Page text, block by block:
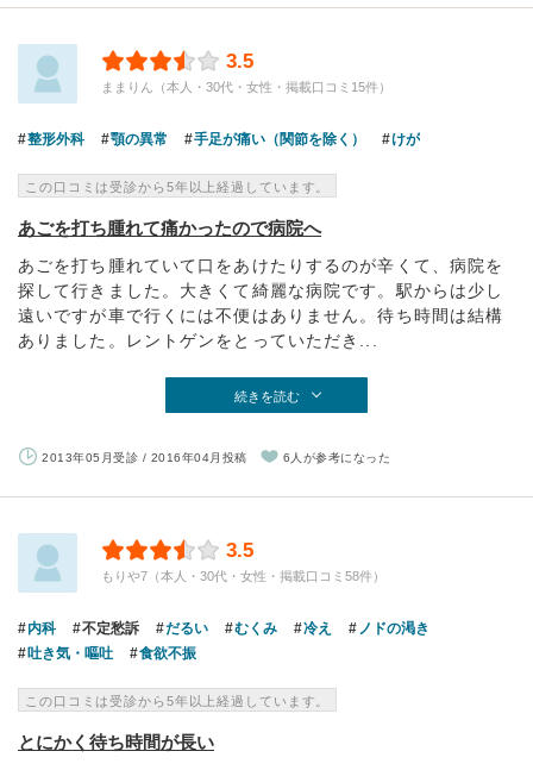
3.5
ままりん（本人・30代・女性・掲載口コミ15件）
整形外科 顎の異常 手足が痛い（関節を除く） けが
この口コミは受診から5年以上経過しています。
あごを打ち腫れて痛かったので病院へ
あごを打ち腫れていて口をあけたりするのが辛くて、病院を
探して行きました。大きくて綺麗な病院です。駅からは少し
遠いですが車で行くには不便はありません。待ち時間は結構
ありました。レントゲンをとっていただき...
続きを読む
2013年05月受診 / 2016年04月投稿 6人が参考になった
3.5
もりや7（本人・30代・女性・掲載口コミ58件）
内科 不定愁訴 だるい むくみ 冷え
ノドの渇き
吐き気・嘔吐
食欲不振
この口コミは受診から5年以上経過しています。
とにかく待ち時間が長い